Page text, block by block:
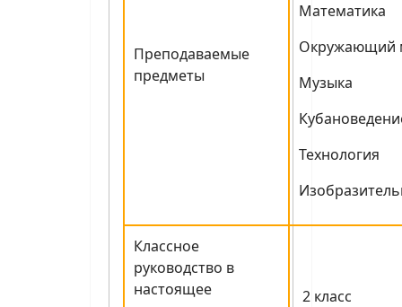
Преподаваемые
предметы
Математика
Окружающий
Музыка
Технология
Классное
руководство в
настоящее
2 класс